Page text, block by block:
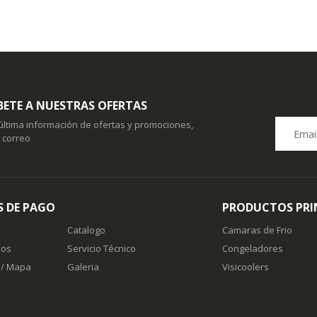
A NUESTRAS OFERTAS
información de ofertas y promociones,
DE PAGO
Mapa
Catalogo
Servicio Técnico
Galeria
PRODUCTOS
Camaras de Frio
Congeladores
Visicoolers